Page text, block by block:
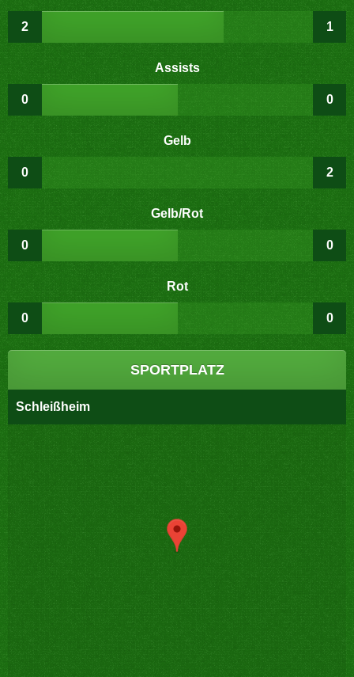
2 1
Assists
0 0
Gelb
0 2
Gelb/Rot
0 0
Rot
0 0
SPORTPLATZ
Schleißheim